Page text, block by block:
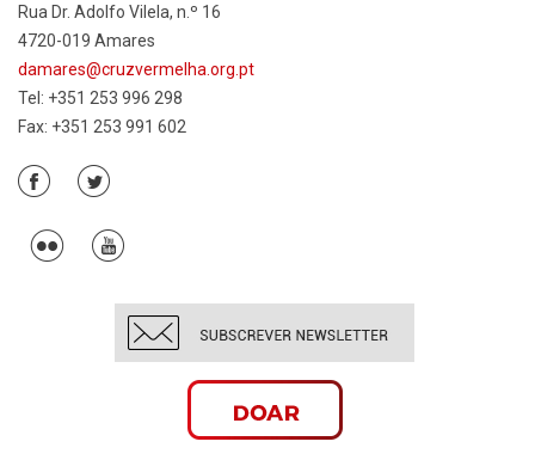
Rua Dr. Adolfo Vilela, n.º 16
4720-019 Amares
damares@cruzvermelha.org.pt
Tel: +351 253 996 298
Fax: +351 253 991 602